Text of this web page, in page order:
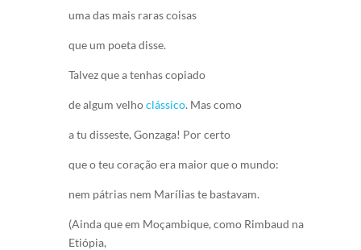
uma das mais raras coisas
que um poeta disse.
Talvez que a tenhas copiado
de algum velhoclássico. Mas como
a tu disseste, Gonzaga! Por certo
que o teu coração era maior que o mundo:
nem pátrias nem Marílias te bastavam.
(Ainda que em Moçambique, como Rimbaud na
Etiópia,